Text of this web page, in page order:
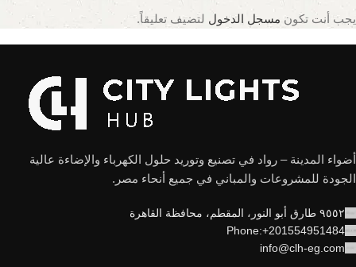
يجب أنت تكون مسجل الدخول لتضيف تعليقاً.
أضواء المدينة – رواد في تصنيع وتوريد حلول الكهرباء والإضاءة عالية
الجودة للمشروعات والمباني في جميع أنحاء مصر.
٩٥٥٢ طارق أبو النور، المقطم، محافظة القاهرة
Phone:+201554951484
info@clh-eg.com